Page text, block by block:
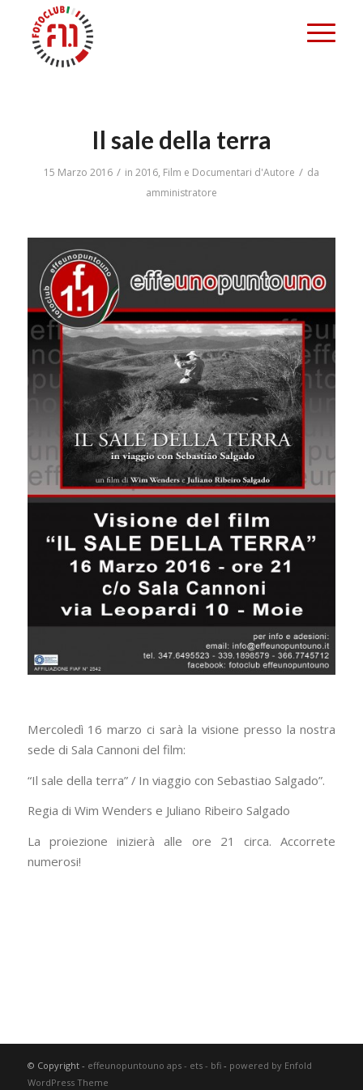
Il sale della terra
15 Marzo 2016 / in 2016, Film e Documentari d'Autore / da
amministratore
Mercoledì 16 marzo ci sarà la visione presso la nostra
sede di Sala Cannoni del film:
“Il sale della terra” / In viaggio con Sebastiao Salgado”.
Regia di Wim Wenders e Juliano Ribeiro Salgado
La proiezione inizierà alle ore 21 circa. Accorrete
numerosi!
© Copyright - effeunopuntouno aps - ets - bfi- powered by Enfold
WordPress Theme